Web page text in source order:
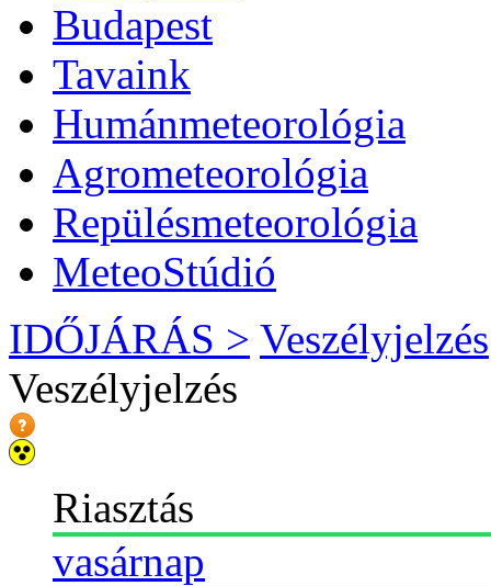
Budapest
Tavaink
Humánmeteorológia
Agrometeorológia
Repülésmeteorológia
MeteoStúdió
IDŐJÁRÁS > Veszélyjelzés
Veszélyjelzés
Riasztás
vasárnap